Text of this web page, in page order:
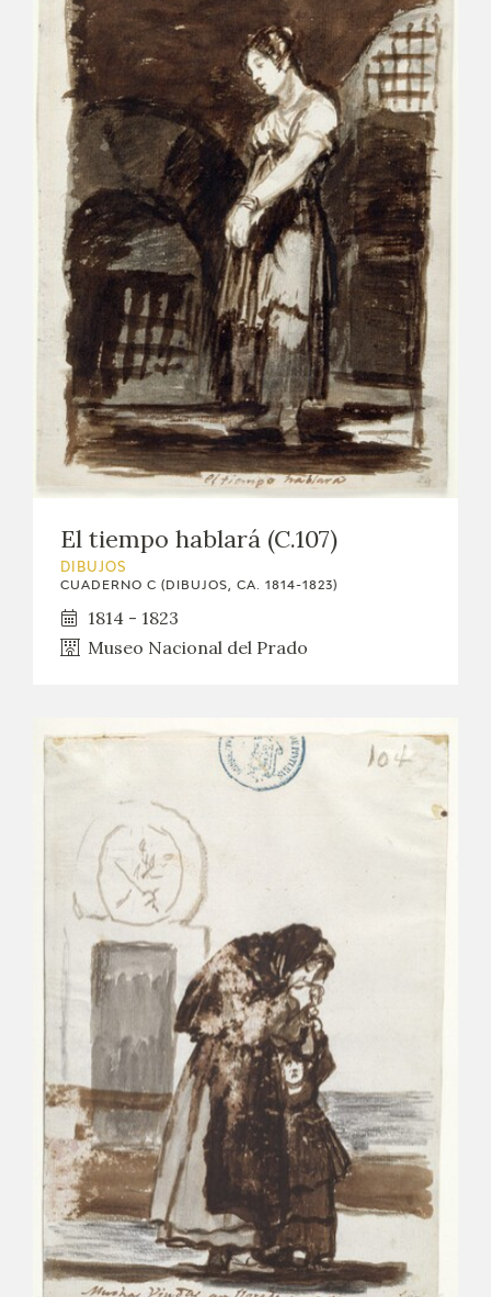
El tiempo hablará (C.107)
DIBUJOS
CUADERNO C (DIBUJOS, CA. 1814-1823)
1814 - 1823
Museo Nacional del Prado